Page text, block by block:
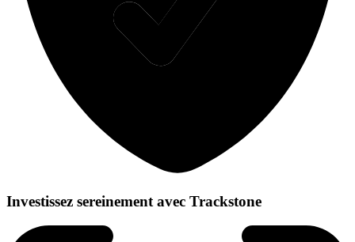
Investissez sereinement avec Trackstone